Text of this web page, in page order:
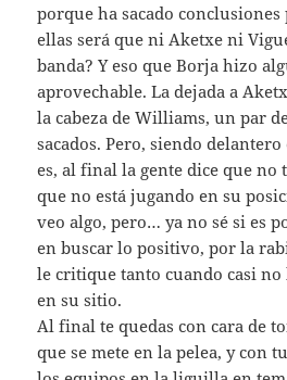
porque ha sacado conclusiones
ellas será que ni Aketxe ni
banda? Y eso que Borja hizo
aprovechable. La dejada a
la cabeza de Williams, un par
sacados. Pero, siendo
es, al final la gente dice que no
que no está jugando en su
veo algo, pero… ya no sé si es
en buscar lo positivo, por la
le critique tanto cuando casi
en su sitio.
Al final te quedas con cara de
que se mete en la pelea, y con